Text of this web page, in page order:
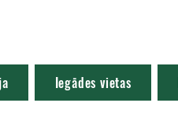
Iegādes vietas